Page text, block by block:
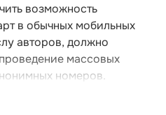
возможность
в обычных мобильных
авторов, должно
массовых
номеров.